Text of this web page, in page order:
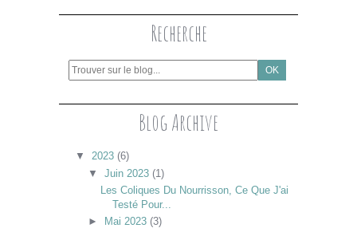
Recherche
Blog Archive
▼ 2023 (6)
▼
Juin 2023 (1)
Les Coliques Du Nourrisson, Ce Que J'ai
Testé Pour...
►
Mai 2023 (3)